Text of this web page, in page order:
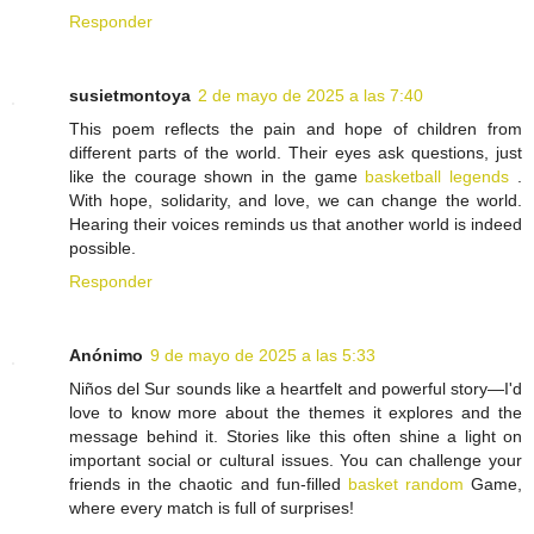
Responder
susietmontoya 2 de mayo de 2025 a las 7:40
This poem reflects the pain and hope of children from
different parts of the world. Their eyes ask questions, just
like the courage shown in the game basketball legends
With hope, solidarity, and love, we can change the world.
Hearing their voices reminds us that another world is indeed
possible.
Responder
Anónimo 9 de mayo de 2025 a las 5:33
Niños del Sur sounds like a heartfelt and powerful story—I'd
love to know more about the themes it explores and the
message behind it. Stories like this often shine a light on
important social or cultural issues. You can challenge your
friends in the chaotic and fun-filled basket random Game,
where every match is full of surprises!